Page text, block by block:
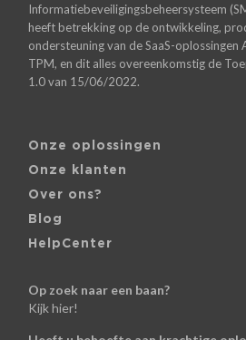
Informatiebeveiligingsbeheersysteem
heeft betrekking op de ontwikkeling,
ondersteuning van de SaaS-oplossingen
TPM, en dit alles overeenkomstig de
1.0 van 15/06/2022.
Onze oplossingen
Onze klanten
Over ons?
Blog
HelpCenter
Op zoek naar een baan?
Kijk hier!